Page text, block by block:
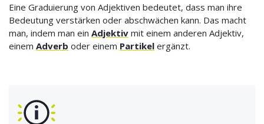
Eine Graduierung von Adjektiven bedeutet, dass man ihre
Bedeutung verstärken oder abschwächen kann. Das macht
man, indem man ein Adjektiv mit einem anderen Adjektiv,
einem Adverb oder einem Partikel ergänzt.